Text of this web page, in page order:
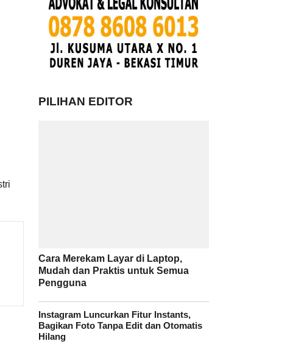
PILIHAN EDITOR
Cara Merekam Layar di Laptop,
Mudah dan Praktis untuk Semua
Pengguna
Instagram Luncurkan Fitur Instants,
Bagikan Foto Tanpa Edit dan Otomatis
Hilang